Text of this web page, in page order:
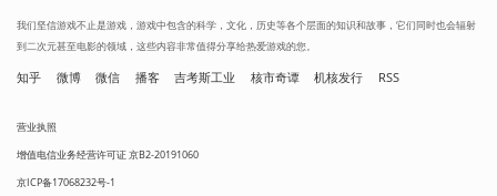
我们坚信游戏不止是游戏，游戏中包含的科学，文化，历史等各个层面的知识和故事，它们同时也会辐射
到二次元甚至电影的领域，这些内容非常值得分享给热爱游戏的您。
知乎 微博 微信 播客 吉考斯工业 核市奇谭 机核发行 RSS
营业执照
增值电信业务经营许可证 京B2-20191060
京ICP备17068232号-1